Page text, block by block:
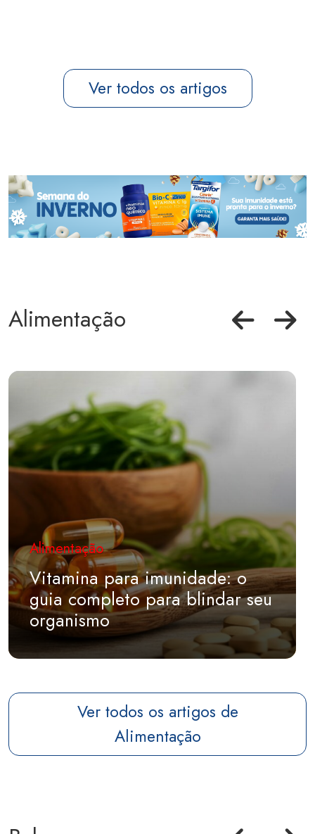
Ver todos os artigos
Alimentação
Alimentação
Vitamina para imunidade: o
guia completo para blindar seu
organismo
Ver todos os artigos de
Alimentação